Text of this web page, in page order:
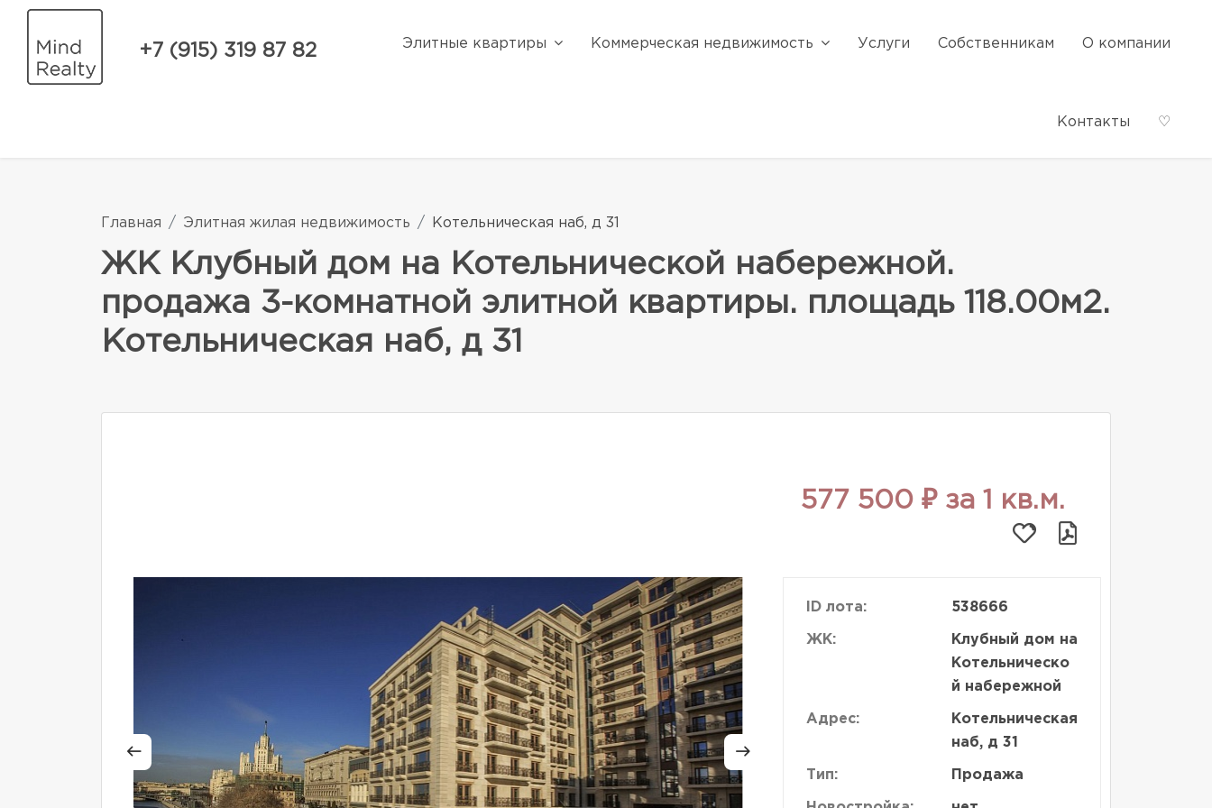
+7 (915) 319 87 82 Элитные квартиры Коммерческая недвижимость Услуги Собственникам О компании
Контакты ♡
Главная Элитная жилая недвижимость Котельническая наб, д 31
ЖК Клубный дом на Котельнической набережной.
продажа 3-комнатной элитной квартиры. площадь 118.00м2.
Котельническая наб, д 31
577 500 ₽ за 1 кв.м.
ID лота: 538666
ЖК:
Клубный дом на
Котельническо
й набережной
Адрес:
Котельническая
наб, д 31
Тип: Продажа